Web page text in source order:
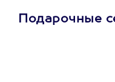
Подарочные